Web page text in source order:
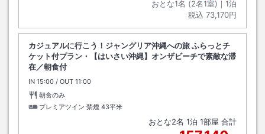
おとな1名 (2名1室)｜ 1泊
税込 73,170円
カジュアルに行こう！ジャングリア沖縄への旅 ふらっとチ
ケット付プラン・【はいさい沖縄】オンザビーチで素敵な滞
在／朝食付
IN チェックイン
15:00 / OUT チェックアウト
11:00
朝食のみ
プレミアツイン 禁煙 43平米
おとな2名 1泊 1部屋 合計